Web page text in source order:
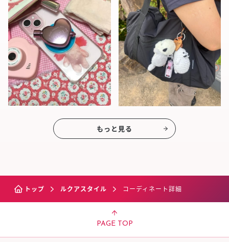
もっと見る
トップ ルクアスタイル コーディネート詳細
PAGE TOP